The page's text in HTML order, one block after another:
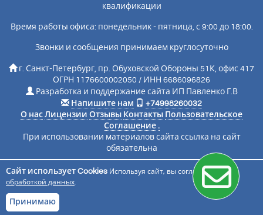
квалификации
Время работы офиса: понедельник - пятница, с 9:00 до 18:00.
Звонки и сообщения принимаем круглосуточно
г. Санкт-Петербург, пр. Обуховской Обороны 51К, офис 417
ОГРН 1176600002050 / ИНН 6686096826
Разработка и поддержание сайта ИП Павленко Г.В
Напишите нам
+74998260032
О нас Лицензии Отзывы Контакты Пользовательское
Соглашение .
При использовании материалов сайта ссылка на сайт
обязательна
Подписаться на новости
Сайт использует Cookies Используя сайт, вы соглашаетесь с
обработкой данных.
Принимаю